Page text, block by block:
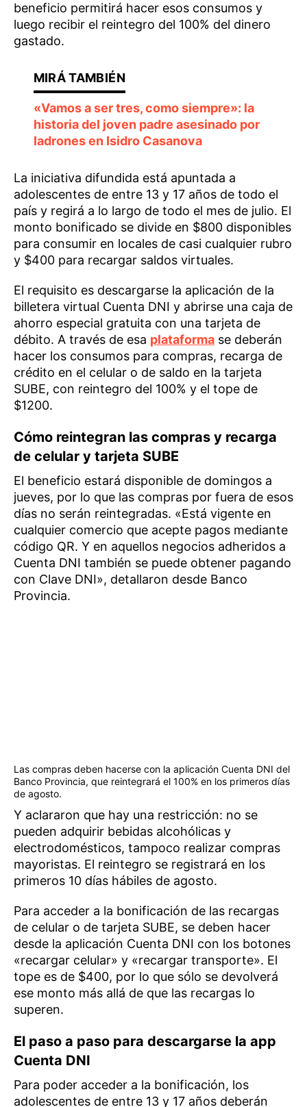
beneficio permitirá hacer esos consumos y
luego recibir el reintegro del 100% del dinero
gastado.
«Vamos a ser tres, como siempre»: la
historia del joven padre asesinado por
ladrones en Isidro Casanova
La iniciativa difundida está apuntada a
adolescentes de entre 13 y 17 años de todo el
país y regirá a lo largo de todo el mes de julio. El
monto bonificado se divide en $800 disponibles
para consumir en locales de casi cualquier rubro
y $400 para recargar saldos virtuales.
El requisito es descargarse la aplicación de la
billetera virtual Cuenta DNI y abrirse una caja de
ahorro especial gratuita con una tarjeta de
débito. A través de esa plataforma se deberán
hacer los consumos para compras, recarga de
crédito en el celular o de saldo en la tarjeta
SUBE, con reintegro del 100% y el tope de
$1200.
Cómo reintegran las compras y recarga
de celular y tarjeta SUBE
El beneficio estará disponible de domingos a
jueves, por lo que las compras por fuera de esos
días no serán reintegradas. «Está vigente en
cualquier comercio que acepte pagos mediante
código QR. Y en aquellos negocios adheridos a
Cuenta DNI también se puede obtener pagando
con Clave DNI», detallaron desde Banco
Provincia.
Las compras deben hacerse con la aplicación Cuenta DNI del
Banco Provincia, que reintegrará el 100% en los primeros días
de agosto.
Y aclararon que hay una restricción: no se
pueden adquirir bebidas alcohólicas y
electrodomésticos, tampoco realizar compras
mayoristas. El reintegro se registrará en los
primeros 10 días hábiles de agosto.
Para acceder a la bonificación de las recargas
de celular o de tarjeta SUBE, se deben hacer
desde la aplicación Cuenta DNI con los botones
«recargar celular» y «recargar transporte». El
tope es de $400, por lo que sólo se devolverá
ese monto más allá de que las recargas lo
superen.
El paso a paso para descargarse la app
Cuenta DNI
Para poder acceder a la bonificación, los
adolescentes de entre 13 y 17 años deberán